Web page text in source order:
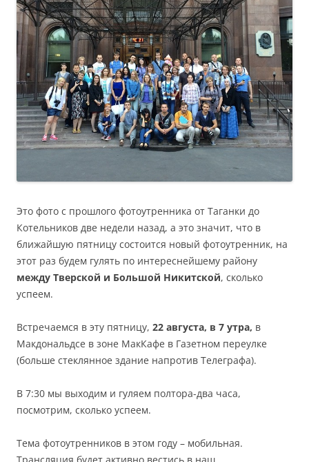
Это фото с прошлого фотоутренника от Таганки до
Котельников две недели назад, а это значит, что в
ближайшую пятницу состоится новый фотоутренник, на
этот раз будем гулять по интереснейшему району
между Тверской и Большой Никитской, сколько
успеем.
Встречаемся в эту пятницу, 22 августа, в 7 утра, в
Макдональдсе в зоне МакКафе в Газетном переулке
(больше стеклянное здание напротив Телеграфа).
В 7:30 мы выходим и гуляем полтора-два часа,
посмотрим, сколько успеем.
Тема фотоутренников в этом году – мобильная.